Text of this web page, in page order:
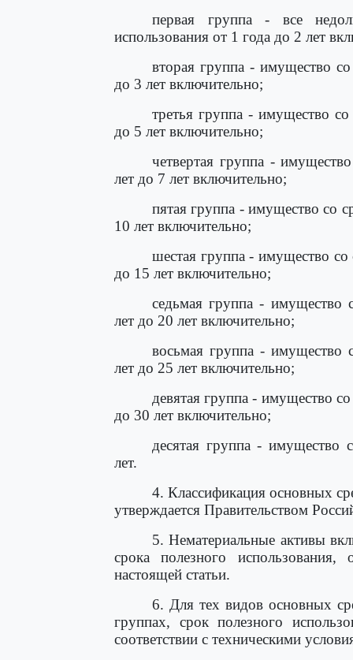
первая группа - все
использования от 1 года до 2 лет
вторая группа - имущество
до 3 лет включительно;
третья группа - имущество
до 5 лет включительно;
четвертая группа -
лет до 7 лет включительно;
пятая группа - имущество со
10 лет включительно;
шестая группа - имущество
до 15 лет включительно;
седьмая группа - имущество
лет до 20 лет включительно;
восьмая группа - имущество
лет до 25 лет включительно;
девятая группа - имущество
до 30 лет включительно;
десятая группа - имущество
лет.
4. Классификация основных
утверждается Правительством
5. Нематериальные активы
срока полезного
настоящей статьи.
6. Для тех видов основных
группах, срок полезного
соответствии с техническими